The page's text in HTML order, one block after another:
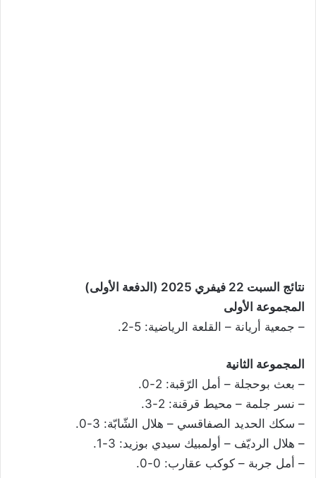
نتائج السبت 22 فيفري 2025 (الدفعة الأولى)
المجموعة الأولى
– جمعية أريانة – القلعة الرياضية: 5-2.
المجموعة الثانية
– بعث بوحجلة – أمل الرّقبة: 2-0.
– نسر جلمة – محيط قرقنة: 2-3.
– سكك الحديد الصفاقسي – هلال الشّابّة: 3-0.
– هلال الرديّف – أولمبيك سيدي بوزيد: 3-1.
– أمل جربة – كوكب عقارب: 0-0.